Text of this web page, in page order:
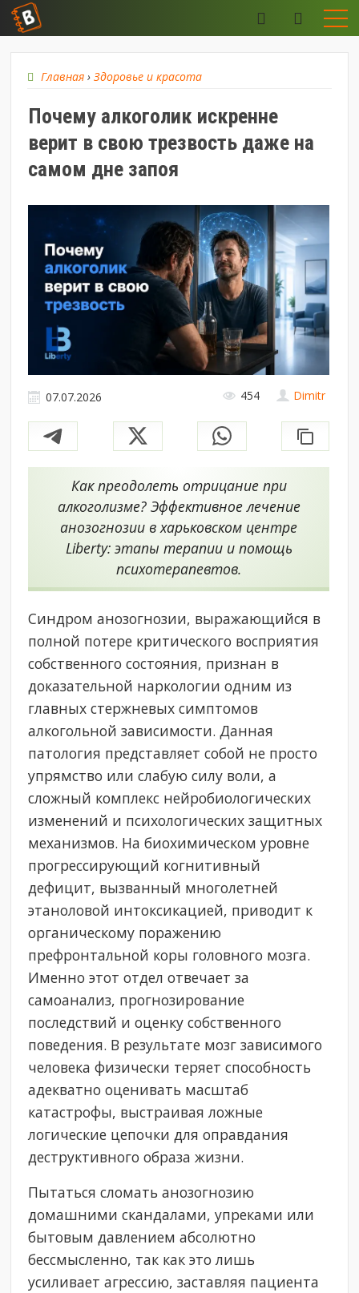
Главная ›Здоровье и красота
Почему алкоголик искренне
верит в свою трезвость даже на
самом дне запоя
Dimitr
07.07.2026 454
Как преодолеть отрицание при
алкоголизме? Эффективное лечение
анозогнозии в харьковском центре
Liberty: этапы терапии и помощь
психотерапевтов.
Синдром анозогнозии, выражающийся в
полной потере критического восприятия
собственного состояния, признан в
доказательной наркологии одним из
главных стержневых симптомов
алкогольной зависимости. Данная
патология представляет собой не просто
упрямство или слабую силу воли, а
сложный комплекс нейробиологических
изменений и психологических защитных
механизмов. На биохимическом уровне
прогрессирующий когнитивный
дефицит, вызванный многолетней
этаноловой интоксикацией, приводит к
органическому поражению
префронтальной коры головного мозга.
Именно этот отдел отвечает за
самоанализ, прогнозирование
последствий и оценку собственного
поведения. В результате мозг зависимого
человека физически теряет способность
адекватно оценивать масштаб
катастрофы, выстраивая ложные
логические цепочки для оправдания
деструктивного образа жизни.
Пытаться сломать анозогнозию
домашними скандалами, упреками или
бытовым давлением абсолютно
бессмысленно, так как это лишь
усиливает агрессию, заставляя пациента